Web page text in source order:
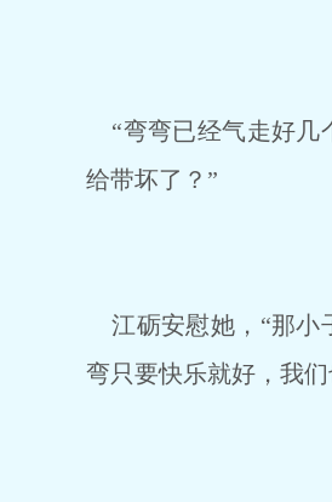
“弯弯已经气走好几
给带坏了？”
江砺安慰她，“那小
弯只要快乐就好，我